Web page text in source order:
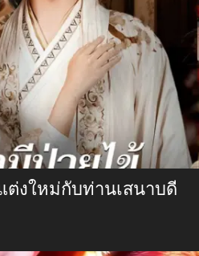
ต่งใหม่กับท่านเสนาบดี